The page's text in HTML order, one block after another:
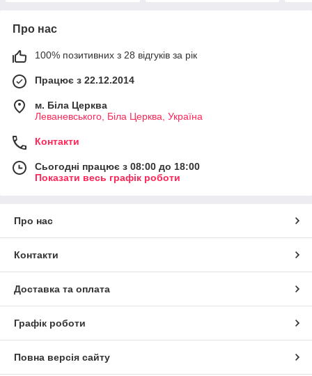
Про нас
100% позитивних з 28 відгуків за рік
Працює з 22.12.2014
м. Біла Церква
Леваневського, Біла Церква, Україна
Контакти
Сьогодні працює з 08:00 до 18:00
Показати весь графік роботи
Про нас
Контакти
Доставка та оплата
Графік роботи
Повна версія сайту